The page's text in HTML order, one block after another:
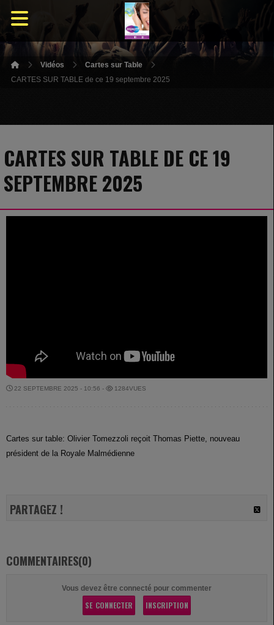
Vidéos
Cartes sur Table
CARTES SUR TABLE de ce 19 septembre 2025
CARTES SUR TABLE DE CE 19
SEPTEMBRE 2025
22 SEPTEMBRE 2025 - 10:56 - 1284VUES
Cartes sur table: Olivier Tomezzoli reçoit Thomas Piette, nouveau
président de la Royale Malmédienne
PARTAGEZ !
COMMENTAIRES(0)
Vous devez être connecté pour commenter
SE CONNECTER INSCRIPTION